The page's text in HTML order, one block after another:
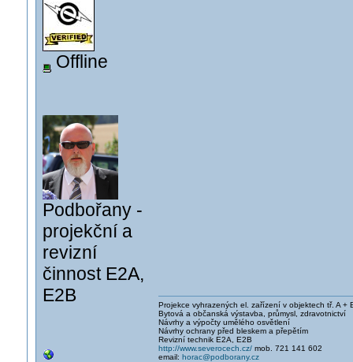
Offline
Podbořany -
projekční a
revizní
činnost E2A,
E2B
Projekce vyhrazených el. zařízení v objektech tř. A +
Bytová a občanská výstavba, průmysl, zdravotnictví
Návrhy a výpočty umělého osvětlení
Návrhy ochrany před bleskem a přepětím
Revizní technik E2A, E2B
http://www.severocech.cz/mob. 721 141 602
email: horac@podborany.cz